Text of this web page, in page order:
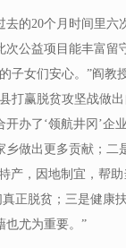
的20个月时间里六
公益项目能丰富留
子女们安心。”阎教
打赢脱贫攻坚战做
办了‘领航井冈’企
做出更多贡献；二
产，因地制宜，帮
正脱贫；三是健康
也尤为重要。”